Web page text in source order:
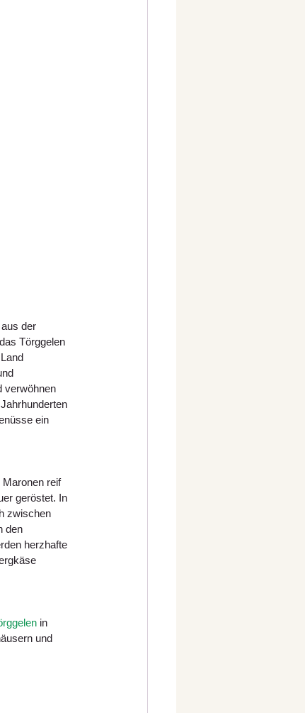
der
Törggelen
verwöhnen
ein
Maronen reif
geröstet. In
zwischen
den
herzhafte
in
und